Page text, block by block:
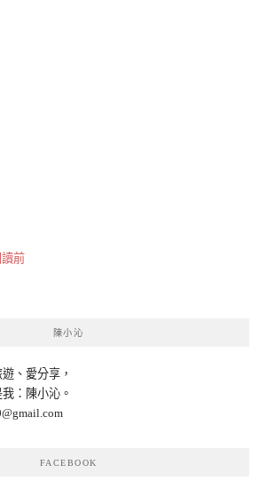
前
陳小沁
、愛分享，
：陳小沁。
FACEBOOK